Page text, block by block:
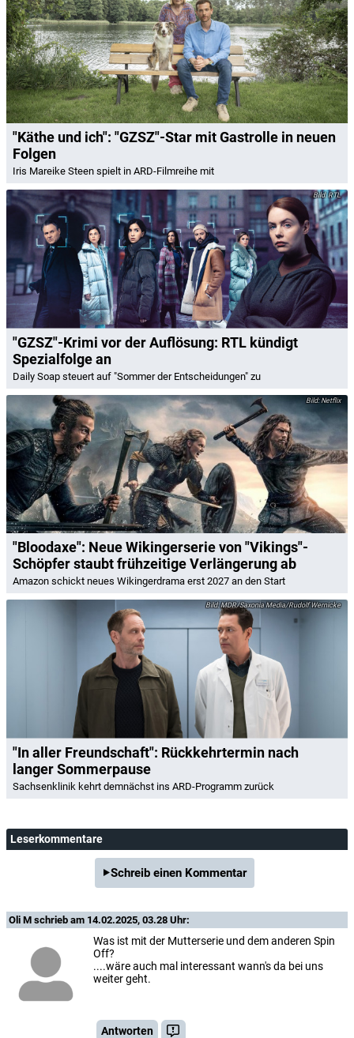
"Käthe und ich": "GZSZ"-Star mit Gastrolle in neuen
Folgen
Iris Mareike Steen spielt in ARD-Filmreihe mit
RTL
"GZSZ"-Krimi vor der Auflösung: RTL kündigt
Spezialfolge an
Daily Soap steuert auf "Sommer der Entscheidungen" zu
Netflix
"Bloodaxe": Neue Wikingerserie von "Vikings"-
Schöpfer staubt frühzeitige Verlängerung ab
Amazon schickt neues Wikingerdrama erst 2027 an den Start
MDR/Saxonia Media/Rudolf Wernicke
"In aller Freundschaft": Rückkehrtermin nach
langer Sommerpause
Sachsenklinik kehrt demnächst ins ARD-Programm zurück
Leserkommentare
Schreib einen Kommentar
Oli M schrieb am 14.02.2025, 03.28 Uhr:
Was ist mit der Mutterserie und dem anderen Spin
Off?
....wäre auch mal interessant wann's da bei uns
weiter geht.
Antworten